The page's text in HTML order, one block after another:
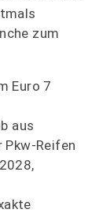
zum
Euro 7
aus
Pkw-Reifen